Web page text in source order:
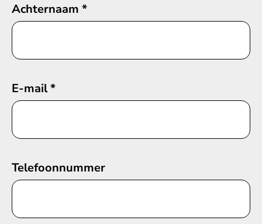
Achternaam *
E-mail*
Telefoonnummer